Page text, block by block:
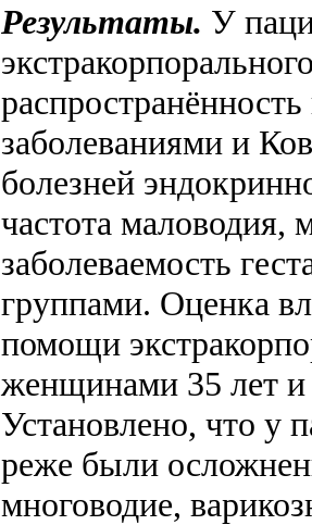
Результаты. У
заболеваниями и
болезней
частота маловодия,
заболеваемость
группами. Оценка
помощи
женщинами 35 лет и
Установлено, что у
реже были
многоводие,